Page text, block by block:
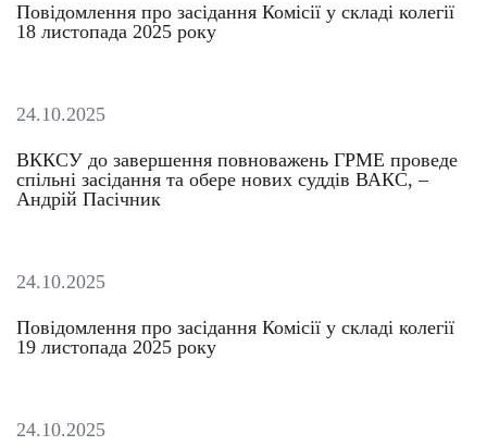
Повідомлення про засідання Комісії у складі колегії
18 листопада 2025 року
24.10.2025
ВККСУ до завершення повноважень ГРМЕ проведе
спільні засідання та обере нових суддів ВАКС, –
Андрій Пасічник
24.10.2025
Повідомлення про засідання Комісії у складі колегії
19 листопада 2025 року
24.10.2025